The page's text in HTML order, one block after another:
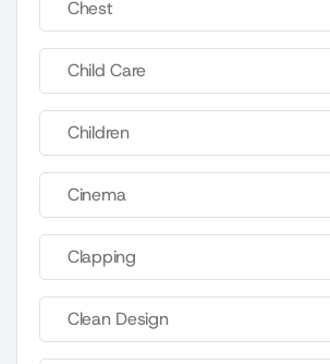
Chest
Child Care
Children
Cinema
Clapping
Clean Design